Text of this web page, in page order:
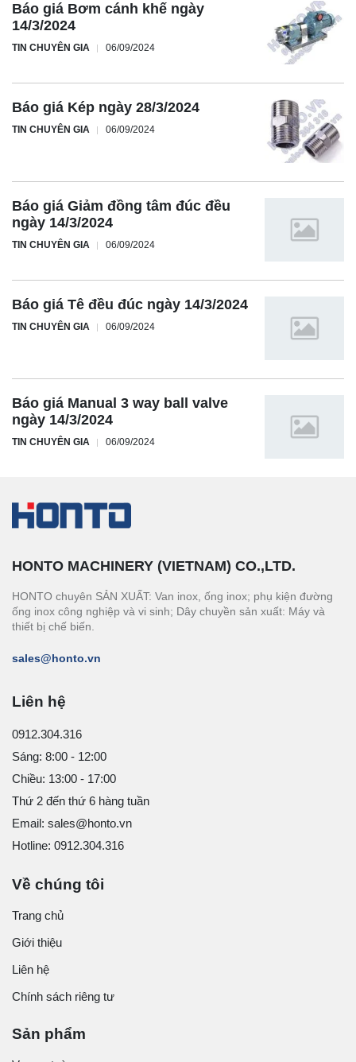
Báo giá Bơm cánh khế ngày
14/3/2024
TIN CHUYÊN GIA 06/09/2024
Báo giá Kép ngày 28/3/2024
TIN CHUYÊN GIA 06/09/2024
Báo giá Giảm đồng tâm đúc đều
ngày 14/3/2024
TIN CHUYÊN GIA 06/09/2024
Báo giá Tê đều đúc ngày 14/3/2024
TIN CHUYÊN GIA 06/09/2024
Báo giá Manual 3 way ball valve
ngày 14/3/2024
TIN CHUYÊN GIA 06/09/2024
HONTO MACHINERY (VIETNAM) CO.,LTD.
HONTO chuyên SẢN XUẤT: Van inox, ống inox; phụ kiện đường
ống inox công nghiệp và vi sinh; Dây chuyền sản xuất: Máy và
thiết bị chế biến.
sales@honto.vn
Liên hệ
0912.304.316
Sáng: 8:00 - 12:00
Chiều: 13:00 - 17:00
Thứ 2 đến thứ 6 hàng tuần
Email: sales@honto.vn
Hotline: 0912.304.316
Về chúng tôi
Trang chủ
Giới thiệu
Liên hệ
Chính sách riêng tư
Sản phẩm